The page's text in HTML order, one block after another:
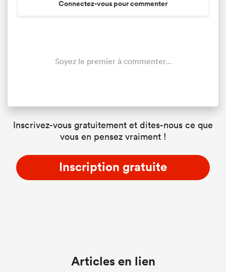
Connectez-vous pour commenter
Soyez le premier à commenter...
Inscrivez-vous gratuitement et dites-nous ce que
vous en pensez vraiment !
Inscription gratuite
Articles en lien